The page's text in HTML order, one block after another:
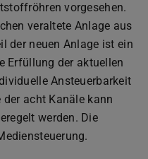
vorgesehen.
veraltete Anlage aus
der neuen Anlage ist ein
Erfüllung der aktuellen
Ansteuerbarkeit
acht Kanäle kann
werden. Die